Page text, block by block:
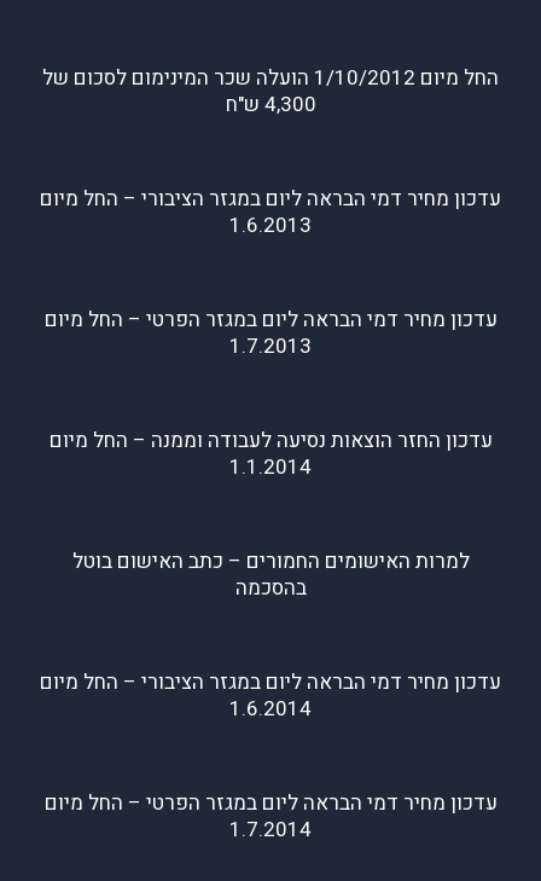
החל מיום 1/10/2012 הועלה שכר המינימום לסכום של
4,300 ש"ח
עדכון מחיר דמי הבראה ליום במגזר הציבורי – החל מיום
1.6.2013
עדכון מחיר דמי הבראה ליום במגזר הפרטי – החל מיום
1.7.2013
עדכון החזר הוצאות נסיעה לעבודה וממנה – החל מיום
1.1.2014
למרות האישומים החמורים – כתב האישום בוטל
בהסכמה
עדכון מחיר דמי הבראה ליום במגזר הציבורי – החל מיום
1.6.2014
עדכון מחיר דמי הבראה ליום במגזר הפרטי – החל מיום
1.7.2014